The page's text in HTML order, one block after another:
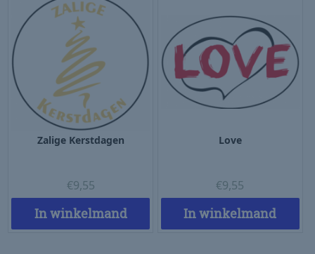
Zalige Kerstdagen
€9,55
In winkelmand
Love
€9,55
In winkelmand